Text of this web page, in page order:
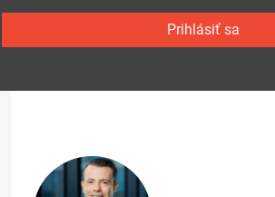
Prihlásiť sa